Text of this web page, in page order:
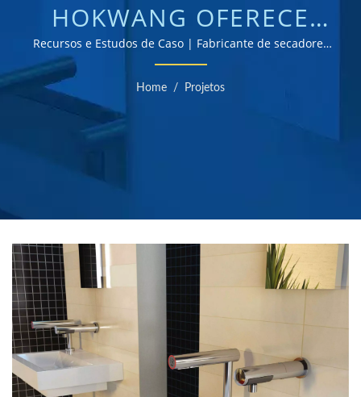
HOKWANG OFERECE
UMA AMPLA GAMA DE
PRODUTOS
COMERCIAIS PARA
BANHEIROS. |
FABRICANTE DE
DISPENSADORES
AUTOMÁTICOS DE
SABÃO COMERCIAL |
HOKWANG
Recursos e Estudos de Caso | Fabricante de secadores
de mão e dispensadores de sabão certificados ISO 9001
e 14001
Home / Projetos